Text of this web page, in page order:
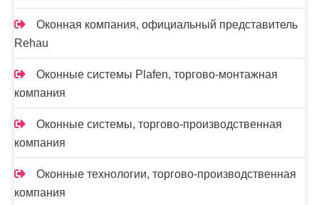
Оконная компания, официальный представитель
Rehau
Оконные системы Plafen, торгово-монтажная
компания
Оконные системы, торгово-производственная
компания
Оконные технологии, торгово-производственная
компания